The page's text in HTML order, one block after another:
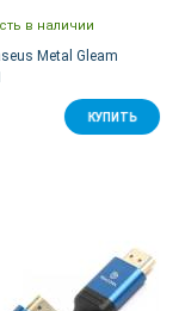
в наличии
Metal Gleam
КУПИТЬ